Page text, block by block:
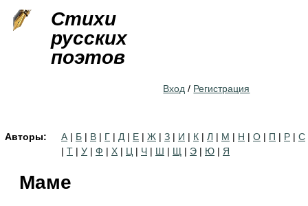
Стихи
русских
поэтов
Вход / Регистрация
Авторы: А | Б | В | Г | Д | Е | Ж | З | И | К | Л | М | Н | О | П | Р | С
| Т | У | Ф | Х | Ц | Ч | Ш | Щ | Э | Ю | Я
Маме